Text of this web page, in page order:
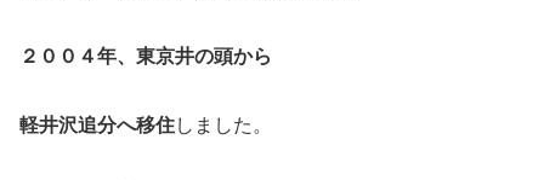
２００４年、東京井の頭から
軽井沢追分へ移住しました。